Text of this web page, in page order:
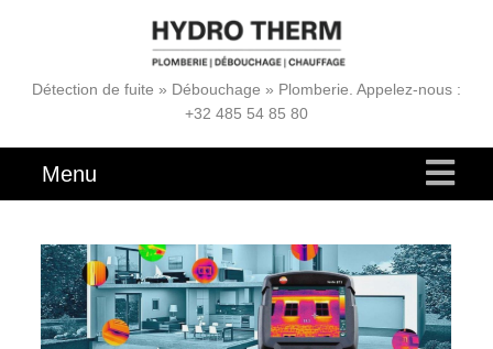
Détection de fuite » Débouchage » Plomberie. Appelez-nous :
+32 485 54 85 80
Menu